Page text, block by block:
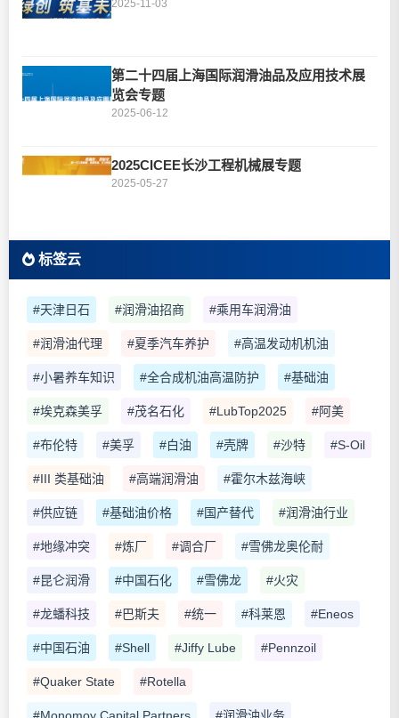
2025-11-03
第二十四届上海国际润滑油品及应用技术展
览会专题
2025-06-12
2025CICEE长沙工程机械展专题
2025-05-27
标签云
#天津日石 #润滑油招商 #乘用车润滑油
#润滑油代理 #夏季汽车养护 #高温发动机机油
#小暑养车知识 #全合成机油高温防护 #基础油
#埃克森美孚 #茂名石化 #LubTop2025 #阿美
#布伦特 #美孚 #白油 #壳牌 #沙特 #S-Oil
#III 类基础油 #高端润滑油 #霍尔木兹海峡
#供应链 #基础油价格 #国产替代 #润滑油行业
#地缘冲突 #炼厂 #调合厂 #雪佛龙奥伦耐
#昆仑润滑 #中国石化 #雪佛龙 #火灾
#龙蟠科技 #巴斯夫 #统一 #科莱恩 #Eneos
#中国石油 #Shell #Jiffy Lube #Pennzoil
#Quaker State #Rotella